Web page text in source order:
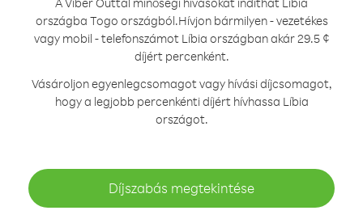
országba Togo országból.Hívjon bármilyen - vezetékes
vagy mobil - telefonszámot Líbia országban akár 29.5 ¢
díjért percenként.
Vásároljon egyenlegcsomagot vagy hívási díjcsomagot,
hogy a legjobb percenkénti díjért hívhassa Líbia
országot.
Díjszabás megtekintése